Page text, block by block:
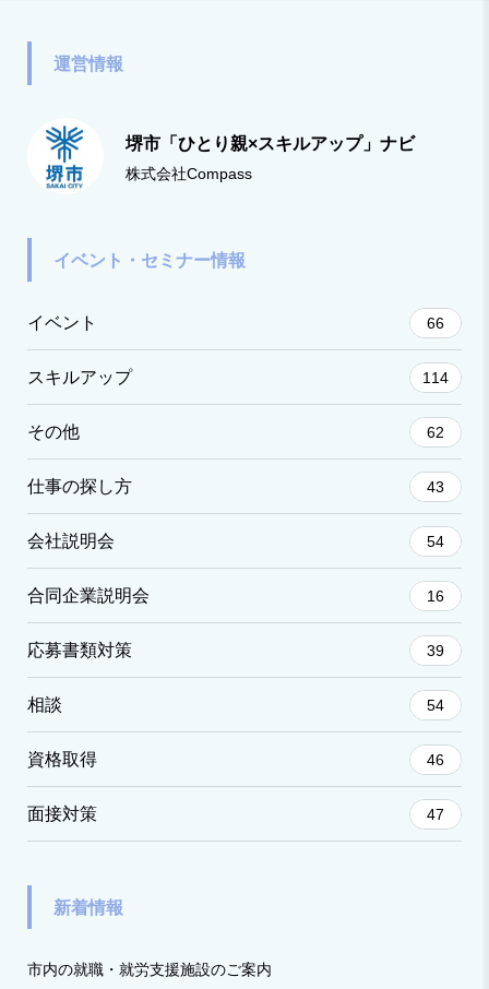
運営情報
堺市「ひとり親×スキルアップ」ナビ
株式会社Compass
イベント・セミナー情報
イベント 66
スキルアップ 114
その他 62
仕事の探し方 43
会社説明会 54
合同企業説明会 16
応募書類対策 39
相談 54
資格取得 46
面接対策 47
新着情報
市内の就職・就労支援施設のご案内